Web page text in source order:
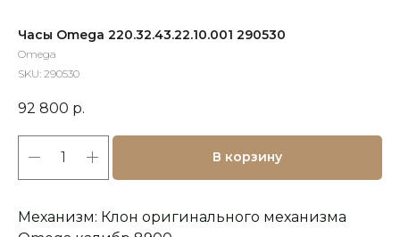
Часы Omega 220.32.43.22.10.001 290530
Omega
SKU: 290530
92 800 р.
В корзину
Механизм: Клон оригинального механизма